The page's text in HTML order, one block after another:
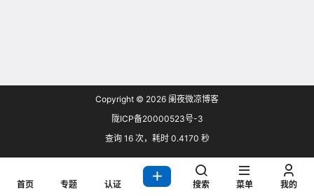
Copyright © 2026 阑夜微凉博客
陇ICP备20000523号-3
查询 16 次，耗时 0.4170 秒
首页 专题 认证 搜索 菜单 我的